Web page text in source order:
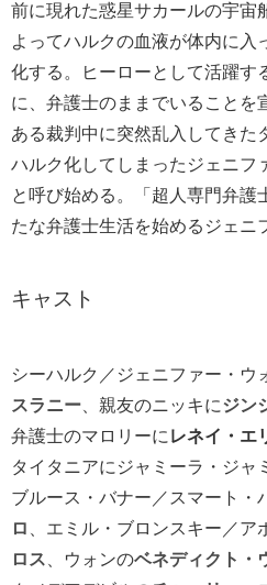
前に現れた惑星サカールの宇宙
よってハルクの血液が体内に入
化する。ヒーローとして活躍す
に、弁護士のままでいることを
ある裁判中に突然乱入してきた
ハルク化してしまったジェニフ
と呼び始める。「超人専門弁護
たな弁護士生活を始めるジェニ
キャスト
シーハルク／ジェニファー・ウ
スラニー 、親友のニッキにジン
弁護士のマロリーに レネイ・エ
タイタニアにジャミーラ・ジャ
ブルース・バナー／スマート・
ロ
、エミル・ブロンスキー／ア
ロス 、ウォンのベネディクト・